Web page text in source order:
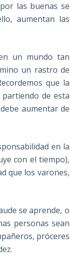
las buenas se
aumentan las
un mundo tan
un rastro de
que la
de esta
aumentar de
en la
con el tiempo),
que los varones,
se aprende, o
personas sean
próceres